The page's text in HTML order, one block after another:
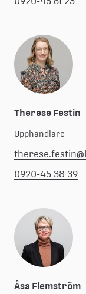
Therese Festin
Upphandlare
0920-45 38 39
Åsa Flemström